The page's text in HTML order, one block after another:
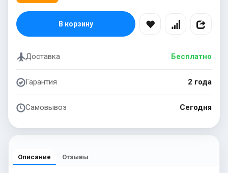
В корзину
Доставка Бесплатно
Гарантия 2 года
Самовывоз Сегодня
Описание Отзывы